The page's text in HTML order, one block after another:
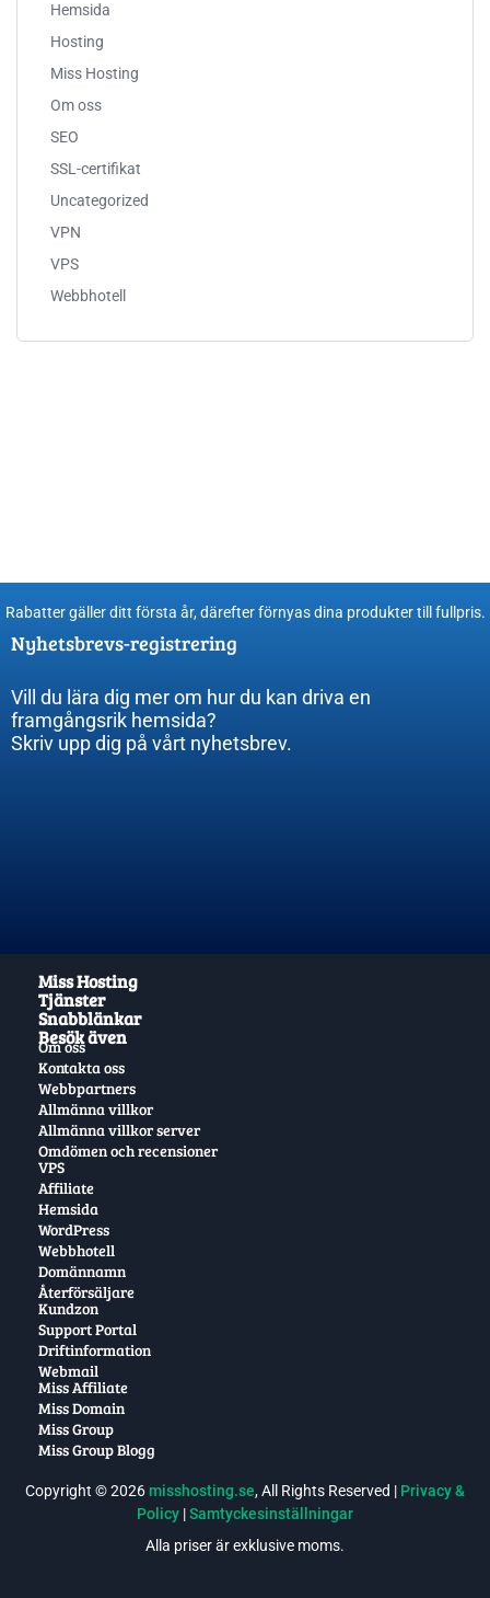
Hemsida
Hosting
Miss Hosting
Om oss
SEO
SSL-certifikat
Uncategorized
VPN
VPS
Webbhotell
Rabatter gäller ditt första år, därefter förnyas dina produkter till fullpris​.
Nyhetsbrevs-registrering
Vill du lära dig mer om hur du kan driva en
framgångsrik hemsida?
Skriv upp dig på vårt nyhetsbrev.
Miss Hosting
Tjänster
Snabblänkar
Besök även
Om oss
Kontakta oss
Webbpartners
Allmänna villkor
Allmänna villkor server
Omdömen och recensioner
VPS
Affiliate
Hemsida
WordPress
Webbhotell
Domännamn
Återförsäljare
Kundzon
Support Portal
Driftinformation
Webmail
Miss Affiliate
Miss Domain
Miss Group
Miss Group Blogg
Copyright © 2026misshosting.se, All Rights Reserved | Privacy &
Policy |Samtyckesinställningar
Alla priser är exklusive moms.